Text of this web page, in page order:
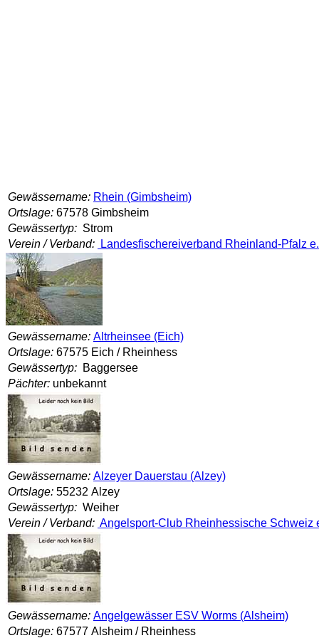
Gewässername: Rhein (Gimbsheim)
Ortslage: 67578 Gimbsheim
Gewässertyp: Strom
Verein / Verband:
Landesfischereiverband Rheinland-Pfalz
Gewässername: Altrheinsee (Eich)
Ortslage: 67575 Eich / Rheinhess
Gewässertyp: Baggersee
Pächter: unbekannt
Gewässername: Alzeyer Dauerstau (Alzey)
Ortslage: 55232 Alzey
Gewässertyp: Weiher
Verein / Verband: Angelsport-Club Rheinhessische Schweiz
Gewässername: Angelgewässer ESV Worms (Alsheim)
Ortslage: 67577 Alsheim / Rheinhess